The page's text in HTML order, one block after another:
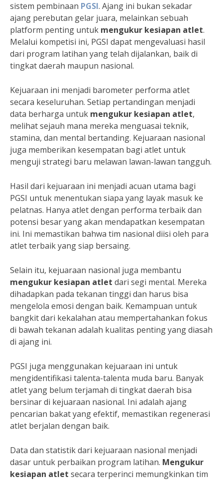
sistem pembinaan PGSI. Ajang ini bukan sekadar
ajang perebutan gelar juara, melainkan sebuah
platform penting untuk mengukur kesiapan atlet.
Melalui kompetisi ini, PGSI dapat mengevaluasi hasil
dari program latihan yang telah dijalankan, baik di
tingkat daerah maupun nasional.
Kejuaraan ini menjadi barometer performa atlet
secara keseluruhan. Setiap pertandingan menjadi
data berharga untuk mengukur kesiapan atlet,
melihat sejauh mana mereka menguasai teknik,
stamina, dan mental bertanding. Kejuaraan nasional
juga memberikan kesempatan bagi atlet untuk
menguji strategi baru melawan lawan-lawan tangguh.
Hasil dari kejuaraan ini menjadi acuan utama bagi
PGSI untuk menentukan siapa yang layak masuk ke
pelatnas. Hanya atlet dengan performa terbaik dan
potensi besar yang akan mendapatkan kesempatan
ini. Ini memastikan bahwa tim nasional diisi oleh para
atlet terbaik yang siap bersaing.
Selain itu, kejuaraan nasional juga membantu
mengukur kesiapan atlet dari segi mental. Mereka
dihadapkan pada tekanan tinggi dan harus bisa
mengelola emosi dengan baik. Kemampuan untuk
bangkit dari kekalahan atau mempertahankan fokus
di bawah tekanan adalah kualitas penting yang diasah
di ajang ini.
PGSI juga menggunakan kejuaraan ini untuk
mengidentifikasi talenta-talenta muda baru. Banyak
atlet yang belum terjamah di tingkat daerah bisa
bersinar di kejuaraan nasional. Ini adalah ajang
pencarian bakat yang efektif, memastikan regenerasi
atlet berjalan dengan baik.
Data dan statistik dari kejuaraan nasional menjadi
dasar untuk perbaikan program latihan. Mengukur
kesiapan atlet secara terperinci memungkinkan tim